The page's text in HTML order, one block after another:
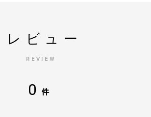
レビュー
REVIEW
0 件